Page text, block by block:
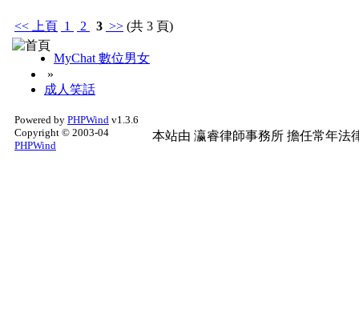
<< 上頁 1 2 3 >> (共 3 頁)
MyChat 數位男女
»
成人笑話
Powered by PHPWind v1.3.6
Copyright © 2003-04
PHPWind
本站由 瀛睿律師事務所 擔任常年法